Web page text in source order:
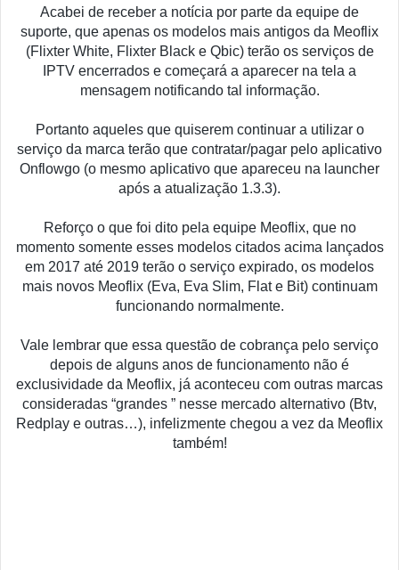
Acabei de receber a notícia por parte da equipe de
suporte, que apenas os modelos mais antigos da Meoflix
(Flixter White, Flixter Black e Qbic) terão os serviços de
IPTV encerrados e começará a aparecer na tela a
mensagem notificando tal informação.
Portanto aqueles que quiserem continuar a utilizar o
serviço da marca terão que contratar/pagar pelo aplicativo
Onflowgo (o mesmo aplicativo que apareceu na launcher
após a atualização 1.3.3).
Reforço o que foi dito pela equipe Meoflix, que no
momento somente esses modelos citados acima lançados
em 2017 até 2019 terão o serviço expirado, os modelos
mais novos Meoflix (Eva, Eva Slim, Flat e Bit) continuam
funcionando normalmente.
Vale lembrar que essa questão de cobrança pelo serviço
depois de alguns anos de funcionamento não é
exclusividade da Meoflix, já aconteceu com outras marcas
consideradas “grandes ” nesse mercado alternativo (Btv,
Redplay e outras…), infelizmente chegou a vez da Meoflix
também!